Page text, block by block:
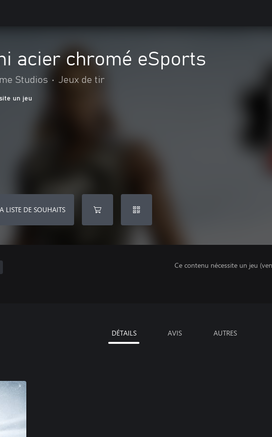
acier chromé eSports
Studios • Jeux de tir
un jeu
LISTE DE SOUHAITS
Ce contenu nécessite un jeu
DÉTAILS AVIS AUTRES